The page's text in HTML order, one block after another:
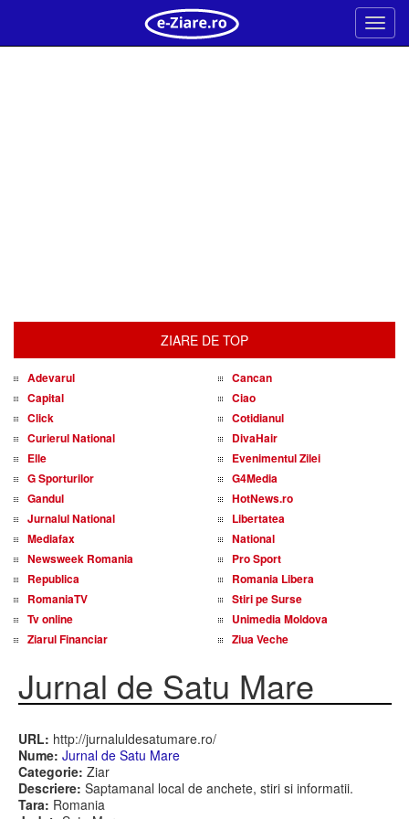
Meniu
ZIARE DE TOP
Adevarul
Cancan
Capital
Ciao
Click
Cotidianul
Curierul National
DivaHair
Elle
Evenimentul Zilei
G Sporturilor
G4Media
Gandul
HotNews.ro
Jurnalul National
Libertatea
Mediafax
National
Newsweek Romania
Pro Sport
Republica
Romania Libera
RomaniaTV
Stiri pe Surse
Tv online
Unimedia Moldova
Ziarul Financiar
Ziua Veche
Jurnal de Satu Mare
URL: http://jurnaluldesatumare.ro/
Nume: Jurnal de Satu Mare
Categorie: Ziar
Descriere: Saptamanal local de anchete, stiri si informatii.
Tara: Romania